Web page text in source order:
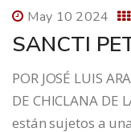
May 10 2024
SANCTI
POR JOSÉ LUIS
DE CHICLANA DE
están sujetos a